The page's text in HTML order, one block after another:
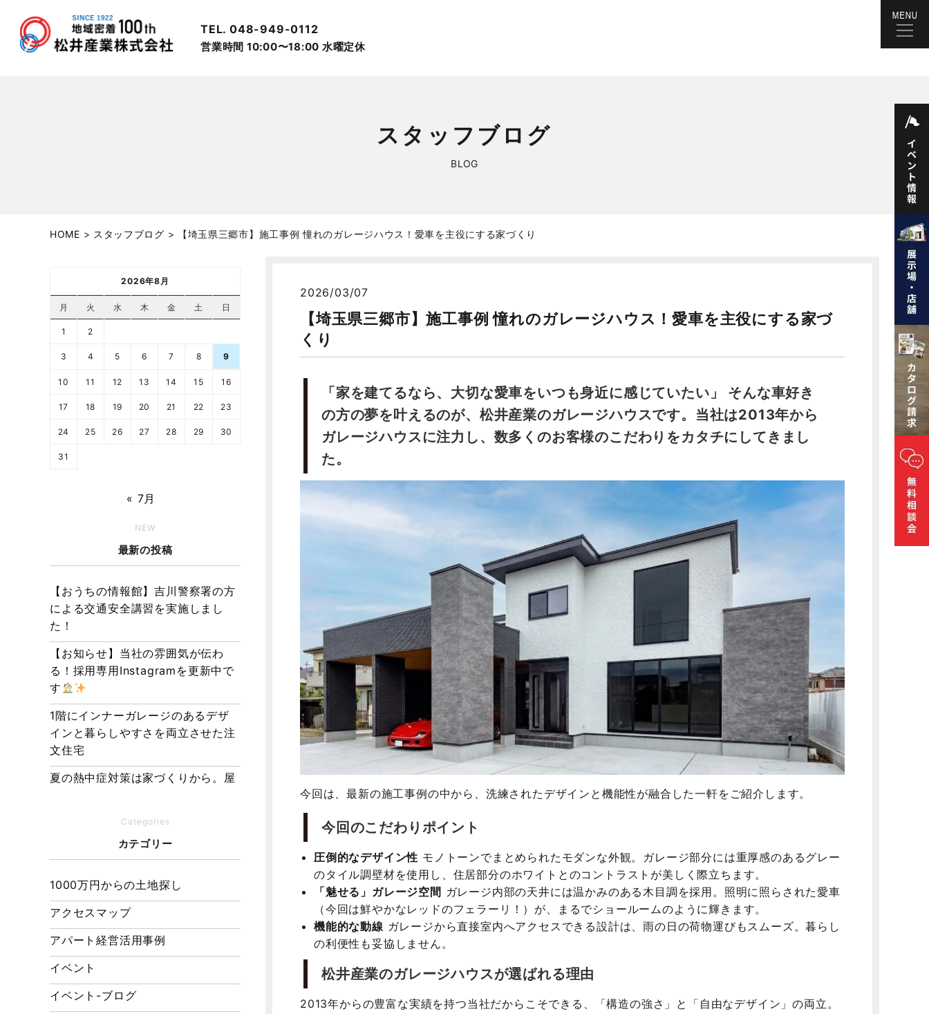
TEL. 048-949-0112
営業時間 10:00〜18:00 ⽔曜定休
BLOG
スタッフブログ
HOME > スタッフブログ > 【埼玉県三郷市】施工事例 憧れのガレージハウス！愛車を主役にする家づくり
2026/03/07
【埼玉県三郷市】施工事例 憧れのガレージハウス！愛車を主役にする家づ
くり
「家を建てるなら、大切な愛車をいつも身近に感じていたい」 そんな車好き
の方の夢を叶えるのが、松井産業のガレージハウスです。当社は2013年から
ガレージハウスに注力し、数多くのお客様のこだわりをカタチにしてきまし
た。
今回は、最新の施工事例の中から、洗練されたデザインと機能性が融合した一軒をご紹介します。
今回のこだわりポイント
圧倒的なデザイン性 モノトーンでまとめられたモダンな外観。ガレージ部分には重厚感のあるグレー
のタイル調壁材を使用し、住居部分のホワイトとのコントラストが美しく際立ちます。
「魅せる」ガレージ空間 ガレージ内部の天井には温かみのある木目調を採用。照明に照らされた愛車
（今回は鮮やかなレッドのフェラーリ！）が、まるでショールームのように輝きます。
機能的な動線 ガレージから直接室内へアクセスできる設計は、雨の日の荷物運びもスムーズ。暮らし
の利便性も妥協しません。
松井産業のガレージハウスが選ばれる理由
2013年からの豊富な実績を持つ当社だからこそできる、「構造の強さ」と「自由なデザイン」の両立。
2026年8月
月 火 水 木 金 土 日
1 2
3 4 5 6 7 8 9
10 11 12 13 14 15 16
17 18 19 20 21 22 23
24 25 26 27 28 29 30
31
« 7月
NEW
最新の投稿
【おうちの情報館】吉川警察署の方
による交通安全講習を実施しまし
た！
【お知らせ】当社の雰囲気が伝わ
る！採用専用Instagramを更新中で
す
1階にインナーガレージのあるデザ
インと暮らしやすさを両立させた注
文住宅
夏の熱中症対策は家づくりから。屋
【埼玉県経営品質知事賞】大野知事
へ受賞のご報告と表敬訪問を行いま
Categories
カテゴリー
1000万円からの土地探し
アクセスマップ
アパート経営活用事例
イベント
イベント-ブログ